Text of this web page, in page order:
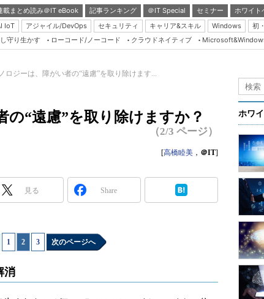
載まとめ読み＠IT eBook 記事ランキング ＠IT Special セミナー
ホワイト
IoT アジャイル/DevOps セキュリティ キャリア&スキル Windows 初
Server & Storage
Java Agile
Database Expert
Master of IP Network
Security & Trust
守り生かす ローコード/ノーコード クラウドネイティブ
ロジーは、障がい者の“遠慮”を取り除けます...
“遠慮”を取り除けますか？
（2/3 ページ）
[高橋睦美 ， ＠IT]
見る Share
1 2 3 次のページへ
消
ホワ